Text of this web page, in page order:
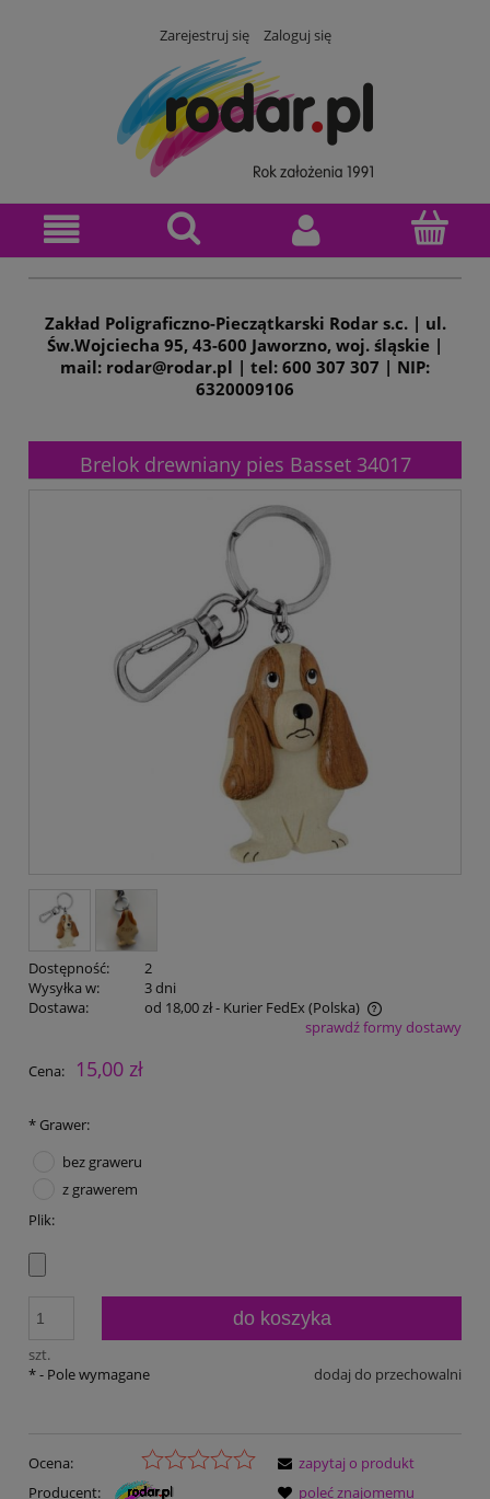
Zarejestruj się Zaloguj się
Zakład Poligraficzno-Pieczątkarski Rodar s.c. | ul.
Św.Wojciecha 95, 43-600 Jaworzno, woj. śląskie |
mail: rodar@rodar.pl | tel: 600 307 307 | NIP:
6320009106
Brelok drewniany pies Basset 34017
Dostępność:
2
Wysyłka w:
3 dni
Dostawa:
od 18,00 zł- Kurier FedEx(Polska)
Cena nie zawiera ewentualnych kosztów płatnościsprawdź formy dostawy
Cena: 15,00 zł
* Grawer:
bez graweru
z grawerem
Plik:
szt.
do koszyka
dodaj do przechowalni
*- Pole wymagane
Ocena:
Producent:
zapytaj o produkt
poleć znajomemu